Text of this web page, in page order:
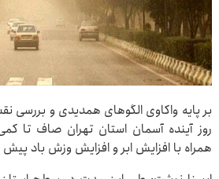
بر پایه واکاوی الگوهای همدیدی و
روز آینده آسمان استان تهران صاف تا
همراه با افزایش ابر و افزایش وزش باد